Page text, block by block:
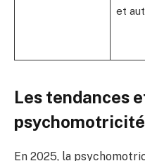
et
Les tendances
En 2025, la